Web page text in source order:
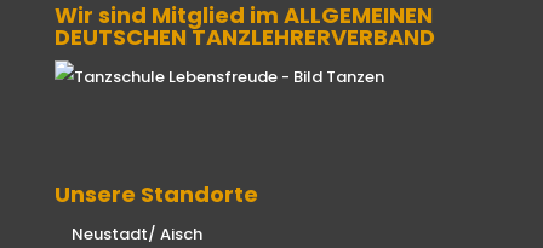
Wir sind Mitglied im ALLGEMEINEN
DEUTSCHEN TANZLEHRERVERBAND
Unsere Standorte
Neustadt/ Aisch